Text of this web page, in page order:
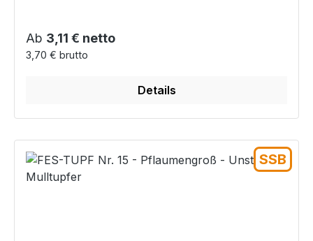
Regulärer Preis:
Ab 3,11 € netto
3,70 € brutto
Details
SSB